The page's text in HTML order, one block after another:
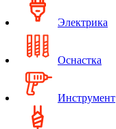
Электрика
Оснастка
Инструмент